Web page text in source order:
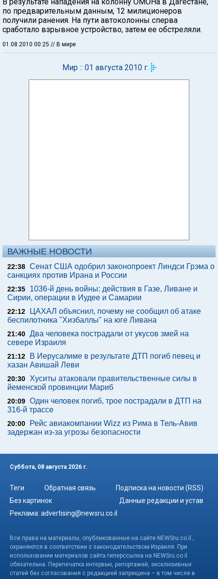
по предварительным данным, 12 милиционеров
получили ранения. На пути автоколонны сперва
сработало взрывное устройство, затем ее обстреляли.
01.08.2010 00:25 // В мире
Мир :: 01 августа 2010 г.
ВАЖНЫЕ НОВОСТИ
22:38 Сенат США одобрил законопроект Линдси Грэма о
санкциях против Ирана и России
22:35
1036-й день войны: действия в Газе, Ливане и
Сирии, операции в Иудее и Самарии
22:12
ЦАХАЛ объяснил, почему не сообщил об атаке
беспилотника "Хизбаллы" на юге Ливана
21:40 Два человека пострадали от укусов змей на
севере Израиля
21:12
В Иерусалиме в результате ДТП погиб певец и
хазан Авишай Леви
20:30
Хуситы атаковали правительственные силы в
йеменской провинции Мариб
20:09 Один человек погиб, трое пострадали в ДТП на
316-й трассе
20:00
Рейс авиакомпании Wizz из Рима в Тель-Авив
задержан из-за угрозы безопасности
Суббота, 08 августа 2026 г.
Теги Обратная связь
Подписка на новости (RSS)
Без картинок
Данные редакции и устав
Реклама: advertising@newsru.co.il
Все права на материалы, опубликованные на сайте NEWSru.co.il ,
охраняются в соответствии с законодательством Израиля. При
использовании материалов сайта гиперссылка на NEWSru.co.il
обязательна. Перепечатка интервью, репортажей, эксклюзивных
статей без согласования с редакцией запрещена – в том числе в